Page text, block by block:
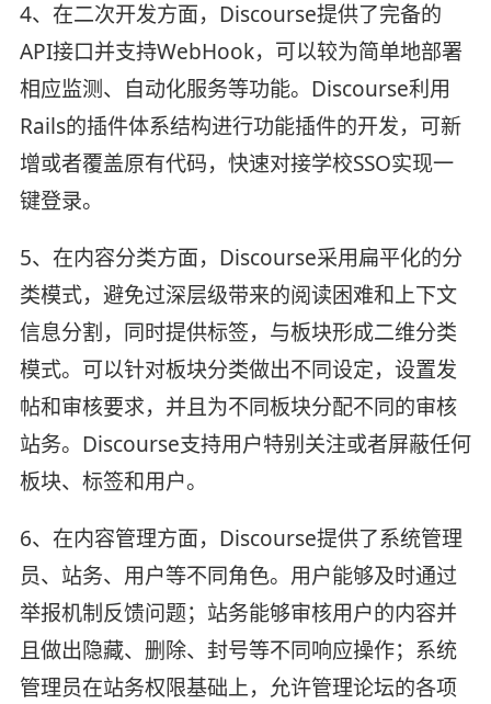
4、在二次开发方面，Discourse提供了完备的
API接口并支持WebHook，可以较为简单地部署
相应监测、自动化服务等功能。Discourse利用
Rails的插件体系结构进行功能插件的开发，可新
增或者覆盖原有代码，快速对接学校SSO实现一
键登录。
5、在内容分类方面，Discourse采用扁平化的分
类模式，避免过深层级带来的阅读困难和上下文
信息分割，同时提供标签，与板块形成二维分类
模式。可以针对板块分类做出不同设定，设置发
帖和审核要求，并且为不同板块分配不同的审核
站务。Discourse支持用户特别关注或者屏蔽任何
板块、标签和用户。
6、在内容管理方面，Discourse提供了系统管理
员、站务、用户等不同角色。用户能够及时通过
举报机制反馈问题；站务能够审核用户的内容并
且做出隐藏、删除、封号等不同响应操作；系统
管理员在站务权限基础上，允许管理论坛的各项